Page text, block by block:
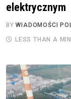
elektrycznym
BYWIADOMOŚCI
LESS THAN A